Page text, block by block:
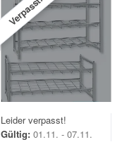
Verpasst!
Leider verpasst!
Gültig: 01.11. - 07.11.